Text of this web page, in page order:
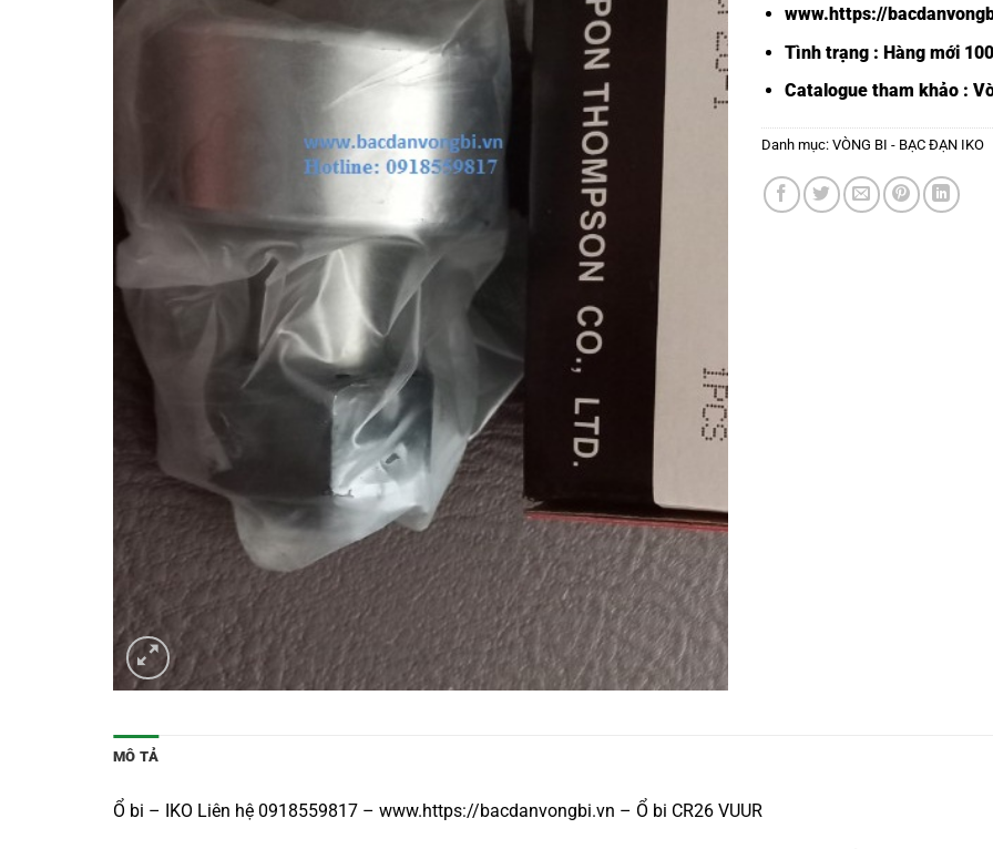
www.https://
Tình trạng : Hàng mới
Catalogue tham khảo :
Danh mục: VÒNG BI - BẠC ĐẠN IKO
MÔ TẢ
Ổ bi – IKO Liên hệ 0918559817 – www.https://bacdanvongbi.vn – Ổ bi CR26 VUUR